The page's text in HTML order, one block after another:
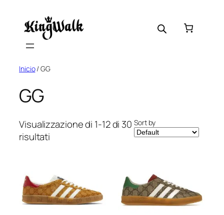
content
Inicio/ GG
GG
Visualizzazione di 1-12 di 30
risultati
Sort by